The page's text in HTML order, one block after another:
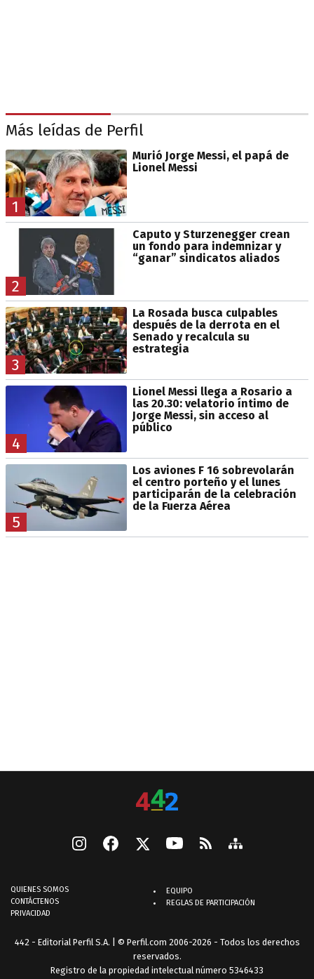
Más leídas de Perfil
1
Murió Jorge Messi, el papá de
Lionel Messi
2
Caputo y Sturzenegger crean
un fondo para indemnizar y
“ganar” sindicatos aliados
3
La Rosada busca culpables
después de la derrota en el
Senado y recalcula su
estrategia
4
Lionel Messi llega a Rosario a
las 20.30: velatorio íntimo de
Jorge Messi, sin acceso al
público
5
Los aviones F 16 sobrevolarán
el centro porteño y el lunes
participarán de la celebración
de la Fuerza Aérea
QUIENES SOMOS
CONTÁCTENOS
PRIVACIDAD
EQUIPO
REGLAS DE PARTICIPACIÓN
442 - Editorial Perfil S.A. | © Perfil.com 2006-2026 - Todos los derechos
reservados.
Registro de la propiedad intelectual número 5346433